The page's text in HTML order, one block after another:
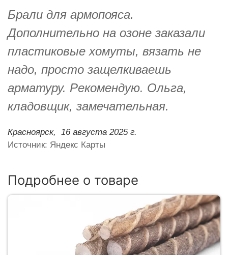
Брали для армопояса.
Дополнительно на озоне заказали
пластиковые хомуты, вязать не
надо, просто защелкиваешь
арматуру. Рекомендую. Ольга,
кладовщик, замечательная.
Красноярск,
16 августа 2025 г.
Источник: Яндекс Карты
Подробнее о товаре